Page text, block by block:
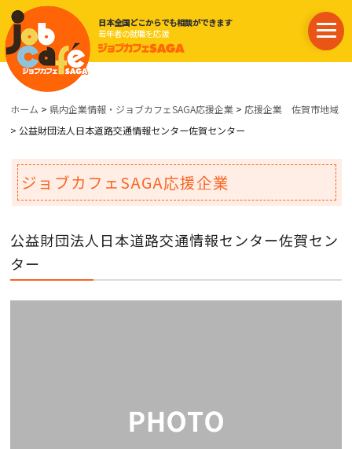
日本全国どこからでも相談ができます
若年者の就職を応援
ホーム > 県内企業情報・ジョブカフェSAGA応援企業 > 応援企業 佐賀市地域
> 公益財団法人日本道路交通情報センター佐賀センター
ジョブカフェSAGA応援企業
公益財団法人日本道路交通情報センター佐賀セン
ター